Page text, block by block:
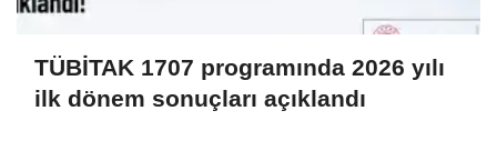
TÜBİTAK 1707 programında 2026 yılı
ilk dönem sonuçları açıklandı